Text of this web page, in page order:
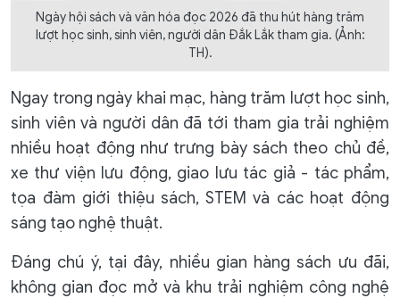
Ngày hội sách và văn hóa đọc 2026 đã thu hút hàng trăm
lượt học sinh, sinh viên, người dân Đắk Lắk tham gia. (Ảnh:
TH).
Ngay trong ngày khai mạc, hàng trăm lượt học sinh,
sinh viên và người dân đã tới tham gia trải nghiệm
nhiều hoạt động như trưng bày sách theo chủ đề,
xe thư viện lưu động, giao lưu tác giả - tác phẩm,
tọa đàm giới thiệu sách, STEM và các hoạt động
sáng tạo nghệ thuật.
Đáng chú ý, tại đây, nhiều gian hàng sách ưu đãi,
không gian đọc mở và khu trải nghiệm công nghệ